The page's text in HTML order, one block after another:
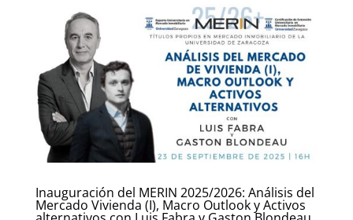
Inauguración del MERIN 2025/2026: Análisis del
Mercado Vivienda (I), Macro Outlook y Activos